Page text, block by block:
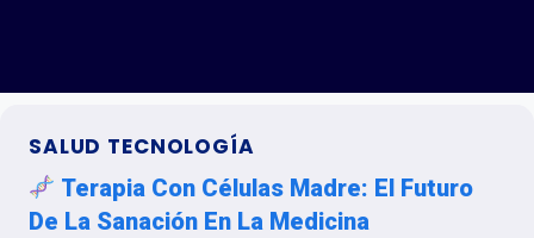
SALUD TECNOLOGÍA
Terapia Con Células Madre: El Futuro
De La Sanación En La Medicina